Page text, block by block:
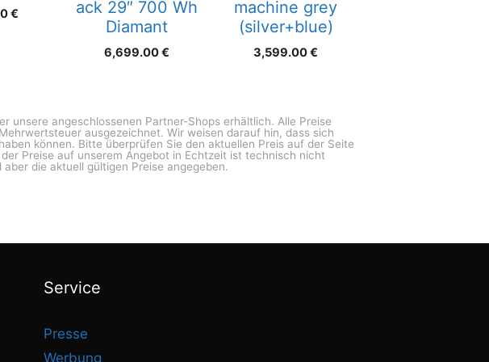
€
ack 29″ 700 Wh
Diamant
6,699.00€
machine grey
(silver+blue)
3,599.00€
unsere angeschlossenen Partner-Shops erhältlich. Alle Preise
ausgezeichnet. Wir weisen darauf hin, dass sich
können. Bitte überprüfen Sie den aktuellen Preis auf der Seite
Preise auf unserem Angebot in Echtzeit ist technisch nicht
die aktuell gültigen Preise angegeben.
Service
Presse
Werbung